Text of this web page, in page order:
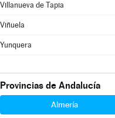
Villanueva de Tapia
Viñuela
Yunquera
Provincias de Andalucía
Almería